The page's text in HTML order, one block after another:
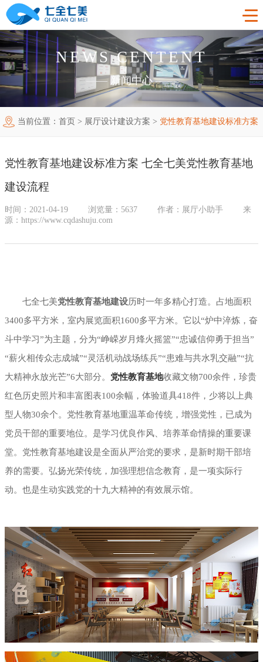
首页
工程案例
法制教育基地
禁毒教育基地
党性教育基地
产品中心
廉政馆电子设备
禁毒教育基地设备
新闻中心
关于我们
NEWS CENTENT
—— 新闻中心 ——
当前位置： 首页 > 展厅设计建设方案 > 党性教育基地建设标准方案
党性教育基地建设标准方案 七全七美党性教育基地
建设流程
时间：2021-04-19 浏览量：5637 作者：展厅小助手
来
源：https://www.cqdashuju.com
七全七美党性教育基地建设历时一年多精心打造。占地面积
3400多平方米，室内展览面积1600多平方米。它以“炉中淬炼，奋
斗中学习”为主题，分为“峥嵘岁月烽火摇篮”“忠诚信仰勇于担当”
“薪火相传众志成城”“灵活机动战场练兵”“患难与共水乳交融”“抗
大精神永放光芒”6大部分。 党性教育基地收藏文物700余件，珍贵
红色历史照片和丰富图表100余幅，体验道具418件，少将以上典
型人物30余个。党性教育基地重温革命传统，增强党性，已成为
党员干部的重要地位。是学习优良作风、培养革命情操的重要课
堂。党性教育基地建设是全面从严治党的要求，是新时期干部培
养的需要。弘扬光荣传统，加强理想信念教育，是一项实际行
动。也是生动实践党的十九大精神的有效展示馆。